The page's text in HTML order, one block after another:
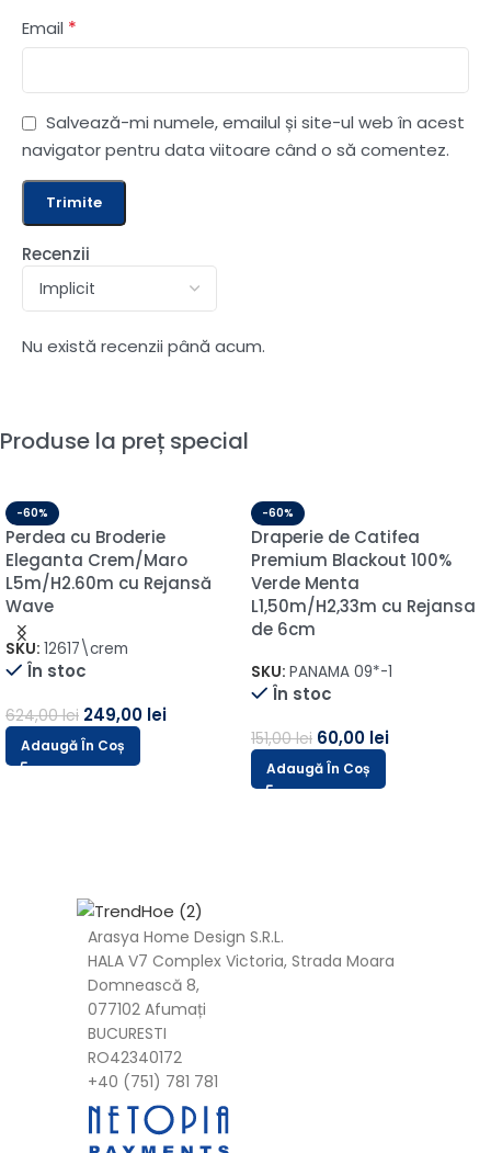
Recenzii
Nu există recenzii până acum.
Email *
Salvează-mi numele, emailul și site-ul web în acest
navigator pentru data viitoare când o să comentez.
Produse la preț special
-60%
Perdea cu Broderie
Eleganta Crem/Maro
L5m/H2.60m cu Rejansă
Wave
SKU: 12617\crem
În stoc
624,00lei 249,00 lei
Adaugă În Coș
-60%
Draperie de Catifea
Premium Blackout 100%
Verde Menta
L1,50m/H2,33m cu Rejansa
de 6cm
SKU: PANAMA 09*-1
În stoc
151,00lei 60,00 lei
Adaugă În Coș
Arasya Home Design S.R.L.
HALA V7 Complex Victoria, Strada Moara
Domnească 8,
077102 Afumați
BUCURESTI
RO42340172
+40 (751) 781 781